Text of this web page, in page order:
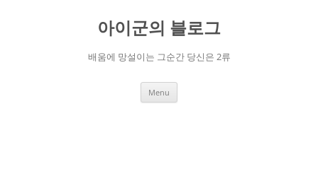
아이군의 블로그
배움에 망설이는 그순간 당신은 2류
Menu